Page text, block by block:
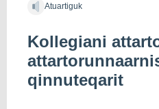
Atuartiguk
Kollegiani
qinnuteqarit